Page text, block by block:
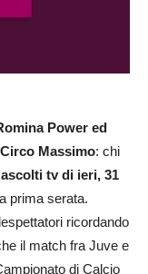
Power ed
Massimo: chi
ascolti tv di ieri, 31
prima serata.
ricordando
il match fra Juve e
di Calcio